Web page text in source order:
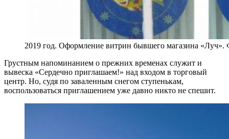
2019 год. Оформление витрин бывшего магазина
Грустным напоминанием о прежних временах служит и
вывеска «Сердечно приглашаем!» над входом в торговый
центр. Но, судя по заваленным снегом ступенькам,
воспользоваться приглашением уже давно никто не спешит.